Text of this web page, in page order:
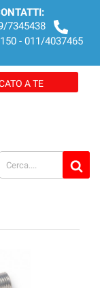
7345438
- 011/4037465
A TE